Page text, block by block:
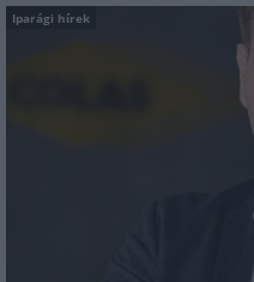
Iparági hírek